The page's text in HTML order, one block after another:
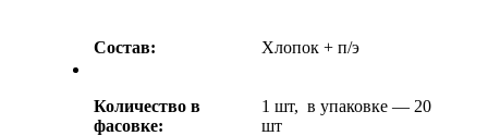
Состав: Хлопок + п/э
Количество в
фасовке:
1 шт, в упаковке — 20
шт